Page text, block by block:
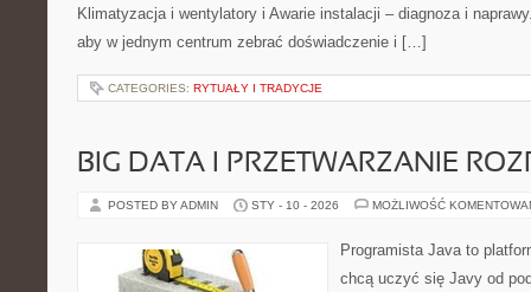
Klimatyzacja i wentylatory i Awarie instalacji – diagnoza i
aby w jednym centrum zebrać doświadczenie i […]
CATEGORIES: RYTUAŁY I TRADYCJE
BIG DATA I PRZETWARZANIE
POSTED BY ADMIN STY - 10 - 2026 MOŻLIWOŚĆ
Programista Java to
chcą uczyć się Javy od